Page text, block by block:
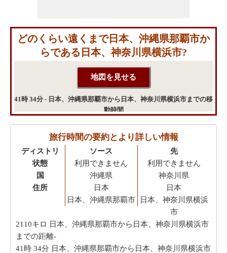
どのくらい遠くまで日本、沖縄県那覇市か
らである日本、神奈川県横浜市?
41時 34分 - 日本、沖縄県那覇市から日本、神奈川県横浜市までの移
動時間
旅行時間の要約とより詳しい情報
ディストリ
状態
国
住所
ソース
利用できません
沖縄県
日本
日本、沖縄県那覇市
先
利用できません
神奈川県
日本
日本、神奈川県横浜
市
2110キロ 日本、沖縄県那覇市から日本、神奈川県横浜市
までの距離-
41時 34分 日本、沖縄県那覇市から日本、神奈川県横浜市